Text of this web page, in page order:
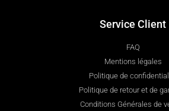
Service Client
FAQ
Mentions légales
Politique de
Politique de retour et de
Conditions Générales de